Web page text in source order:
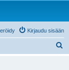
Kirjaudu sisään